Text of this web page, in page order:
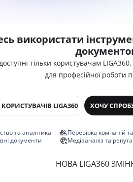
використати
тільки користувачам
для професійної роботи
LIGA360 ХОЧУ
та аналітика
документи
Перевірка компаній
Медіааналіз та
НОВА LIGA360